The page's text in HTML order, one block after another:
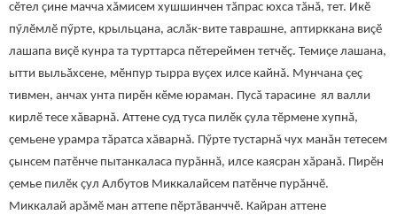
сӗтел çине мачча хăмисем хушшинчен тăпрас юхса тăнă, тет. Икӗ
пӳлӗмлӗ пӳрте, крыльцана, аслăк-вите таврашне, аптирккана виçӗ
лашапа виçӗ кунра та турттарса пӗтереймен тетчӗç. Темиçе лашана,
ытти выльăхсене, мӗнпур тырра вуçех илсе кайнă. Мунчана çеç
тивмен, анчах унта пирӗн кӗме юраман. Пусă тарасине ял валли
кирлӗ тесе хăварнă. Аттене суд туса пилӗк çула тӗрмене хупнă,
çемьене урамра тăратса хăварнă. Пӳрте тустарнă чух манăн тетесем
çынсем патӗнче пытанкаласа пурăннă, илсе каясран хăранă. Пирӗн
çемье пилӗк çул Албутов Миккалайсем патӗнче пурăнчӗ.
Миккалай арăмӗ ман аттепе пӗртăванччӗ. Кайран аттене